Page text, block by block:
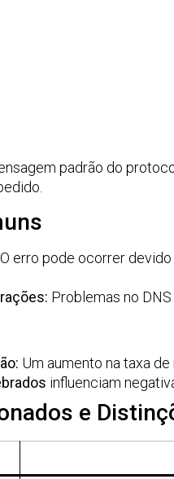
padrão do
O erro pode ocorrer
Problemas no
Um aumento na taxa
influenciam
e